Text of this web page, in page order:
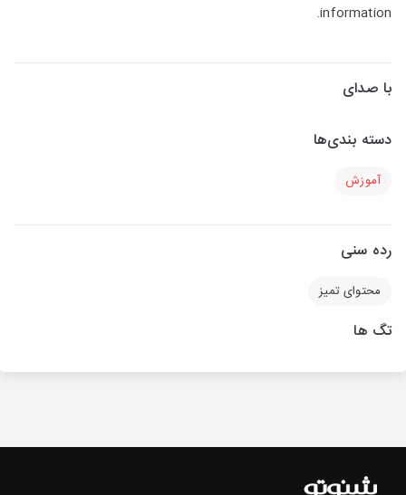
information.
با صدای
دسته بندی‌ها
آموزش
رده سنی
محتوای تمیز
تگ ها